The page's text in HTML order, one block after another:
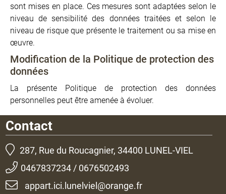
sont mises en place. Ces mesures sont adaptées selon le
niveau de sensibilité des données traitées et selon le
niveau de risque que présente le traitement ou sa mise en
œuvre.
Modification de la Politique de protection des
données
La présente Politique de protection des données
personnelles peut être amenée à évoluer.
Contact
287, Rue du Roucagnier, 34400 LUNEL-VIEL
0467837234 / 0676502493
appart.ici.lunelviel@orange.fr